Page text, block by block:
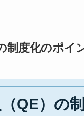
制度化のポイ